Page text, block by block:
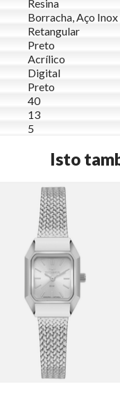
Resina
Borracha, Aço Inox
Retangular
Preto
Acrílico
Digital
Preto
40
13
5
Isto